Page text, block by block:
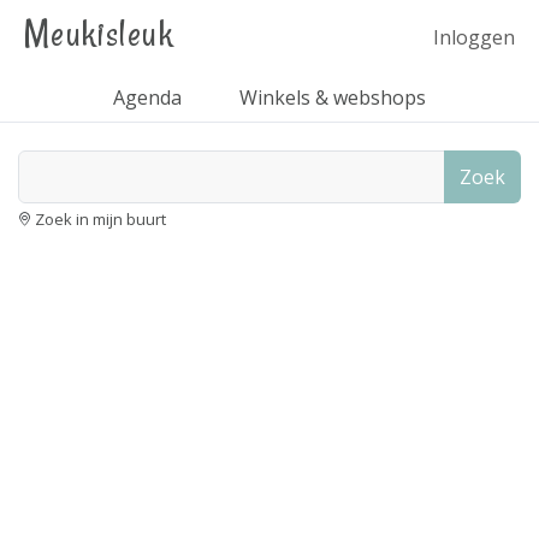
Meukisleuk Inloggen
Agenda Winkels & webshops
Zoek
Zoek in mijn buurt